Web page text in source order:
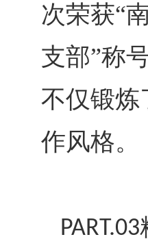
次荣获“
支部”称
不仅锻炼
作风格。
PART.03